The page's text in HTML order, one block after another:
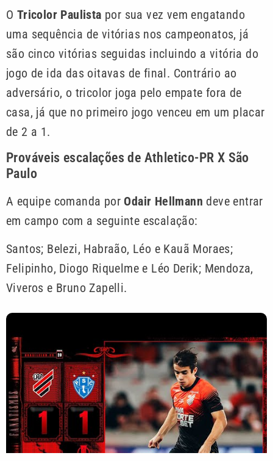
O Tricolor Paulista por sua vez vem engatando
uma sequência de vitórias nos campeonatos, já
são cinco vitórias seguidas incluindo a vitória do
jogo de ida das oitavas de final. Contrário ao
adversário, o tricolor joga pelo empate fora de
casa, já que no primeiro jogo venceu em um placar
de 2 a 1.
Prováveis escalações de Athletico-PR X São
Paulo
A equipe comanda por Odair Hellmann deve entrar
em campo com a seguinte escalação:
Santos; Belezi, Habraão, Léo e Kauã Moraes;
Felipinho, Diogo Riquelme e Léo Derik; Mendoza,
Viveros e Bruno Zapelli.